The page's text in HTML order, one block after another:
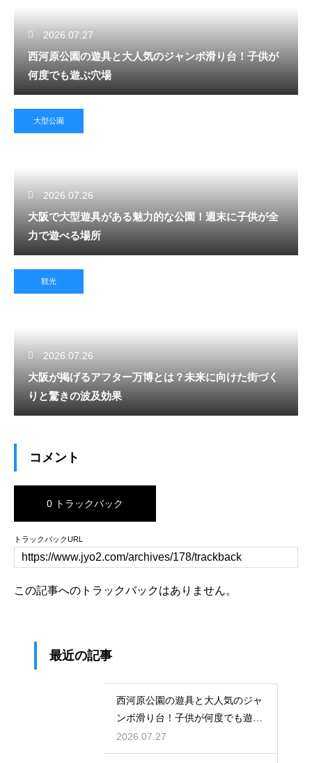
2026.07.27
西河原公園の遊具と大人気のジャンボ滑り台！子供が
何度でも遊ぶ穴場
大型公園
2026.07.26
大阪で大型遊具がある魅力的な公園！週末に子供が全
力で遊べる場所
観光
2026.07.26
大阪が掲げるアフター万博とは？未来に向けた街づく
りと驚きの波及効果
コメント
0 トラックバック
トラックバックURL
この記事へのトラックバックはありません。
最近の記事
西河原公園の遊具と大人気のジャ
ンボ滑り台！子供が何度でも遊ぶ
穴場
2026.07.27